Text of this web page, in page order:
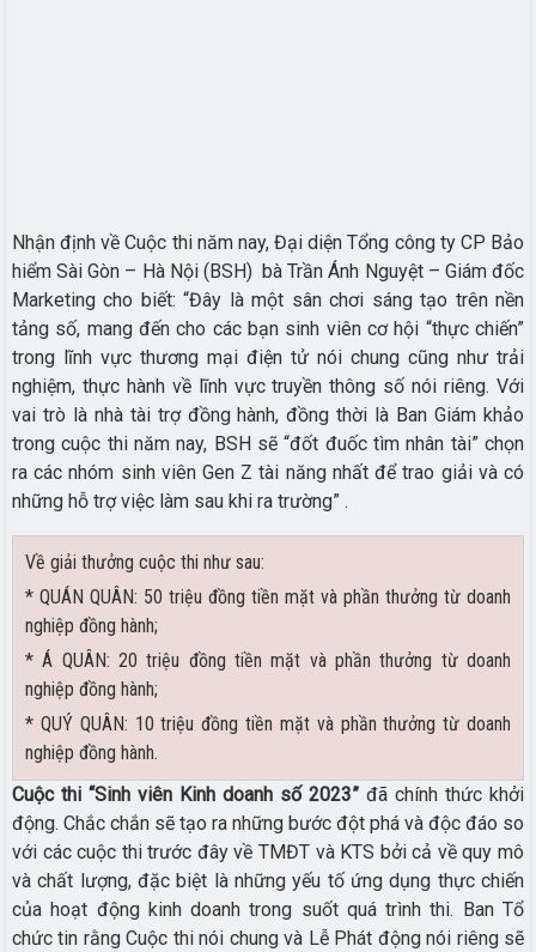
Nhận định về Cuộc thi năm nay, Đại diện Tổng công ty CP Bảo
hiểm Sài Gòn – Hà Nội (BSH) bà Trần Ánh Nguyệt – Giám đốc
Marketing cho biết: “Đây là một sân chơi sáng tạo trên nền
tảng số, mang đến cho các bạn sinh viên cơ hội “thực chiến”
trong lĩnh vực thương mại điện tử nói chung cũng như trải
nghiệm, thực hành về lĩnh vực truyền thông số nói riêng. Với
vai trò là nhà tài trợ đồng hành, đồng thời là Ban Giám khảo
trong cuộc thi năm nay, BSH sẽ “đốt đuốc tìm nhân tài” chọn
ra các nhóm sinh viên Gen Z tài năng nhất để trao giải và có
những hỗ trợ việc làm sau khi ra trường” .
Về giải thưởng cuộc thi như sau:
* QUÁN QUÂN: 50 triệu đồng tiền mặt và phần thưởng từ doanh
nghiệp đồng hành;
* Á QUÂN: 20 triệu đồng tiền mặt và phần thưởng từ doanh
nghiệp đồng hành;
* QUÝ QUÂN: 10 triệu đồng tiền mặt và phần thưởng từ doanh
nghiệp đồng hành.
Cuộc thi “Sinh viên Kinh doanh số 2023” đã chính thức khởi
động. Chắc chắn sẽ tạo ra những bước đột phá và độc đáo so
với các cuộc thi trước đây về TMĐT và KTS bởi cả về quy mô
và chất lượng, đặc biệt là những yếu tố ứng dụng thực chiến
của hoạt động kinh doanh trong suốt quá trình thi. Ban Tổ
chức tin rằng Cuộc thi nói chung và Lễ Phát động nói riêng sẽ